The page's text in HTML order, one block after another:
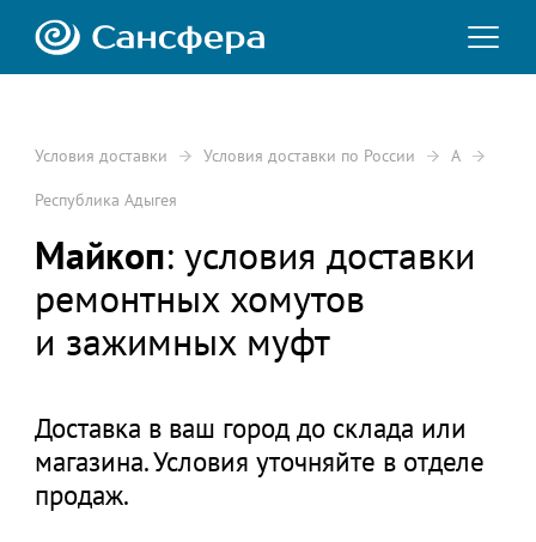
Условия доставки Условия доставки по России А
Республика Адыгея
Майкоп: условия доставки
ремонтных хомутов
и зажимных муфт
Доставка в ваш город до склада или
магазина. Условия уточняйте в отделе
продаж.